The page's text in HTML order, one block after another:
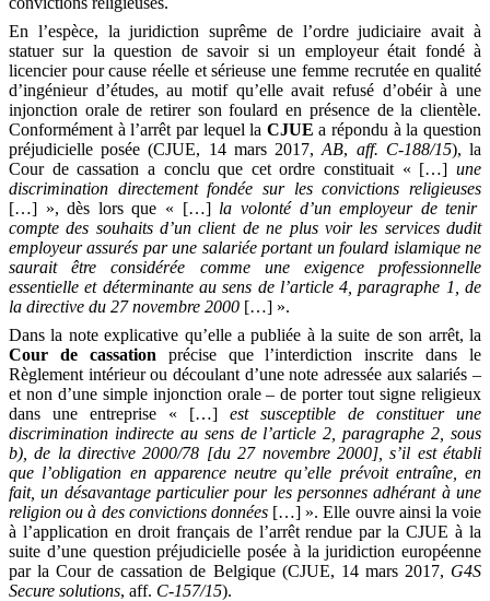
En l’espèce, la juridiction suprême de l’ordre judiciaire avait à
statuer sur la question de savoir si un employeur était fondé à
licencier pour cause réelle et sérieuse une femme recrutée en qualité
d’ingénieur d’études, au motif qu’elle avait refusé d’obéir à une
injonction orale de retirer son foulard en présence de la clientèle.
Conformément à l’arrêt par lequel la CJUE a répondu à la question
préjudicielle posée (CJUE, 14 mars 2017,AB, aff. C-188/15), la
Cour de cassation a conclu que cet ordre constituait « […] une
discrimination directement fondée sur les convictions religieuses
[…] », dès lors que « […]la volonté d’un employeur de tenir
compte des souhaits d’un client de ne plus voir les services dudit
employeur assurés par une salariée portant un foulard islamique ne
saurait être considérée comme une exigence professionnelle
essentielle et déterminante au sens de l’article 4, paragraphe 1, de
la directive du 27 novembre 2000 […] ».
Dans la note explicative qu’elle a publiée à la suite de son arrêt, la
Cour de cassation précise que l’interdiction inscrite dans le
Règlement intérieur ou découlant d’une note adressée aux salariés –
et non d’une simple injonction orale – de porter tout signe religieux
dans une entreprise « […] est susceptible de constituer une
discrimination indirecte au sens de l’article 2, paragraphe 2, sous
b), de la directive 2000/78 [du 27 novembre 2000], s’il est établi
que l’obligation en apparence neutre qu’elle prévoit entraîne, en
fait, un désavantage particulier pour les personnes adhérant à une
religion ou à des convictions données[…] ». Elle ouvre ainsi la voie
à l’application en droit français de l’arrêt rendue par laCJUE à la
suite d’une question préjudicielle posée à la juridiction européenne
par laCour de cassation de Belgique(CJUE, 14 mars 2017, G4S
Secure solutions, aff. C-157/15).